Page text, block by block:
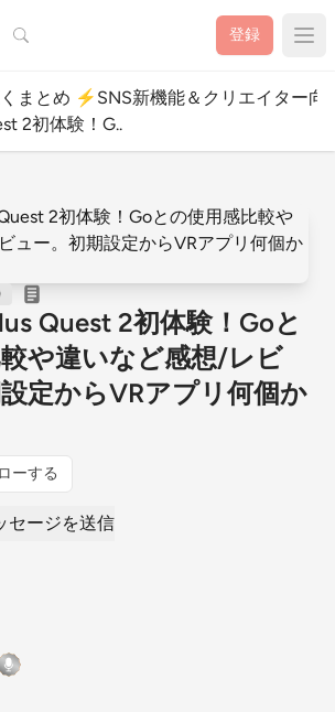
検索 登録
まとめ ⚡️SNS新機能＆クリエイター向
2初体験！G..
Quest 2初体験！Goと
や違いなど感想/レビ
定からVRアプリ何個か
ーする
セージを送信